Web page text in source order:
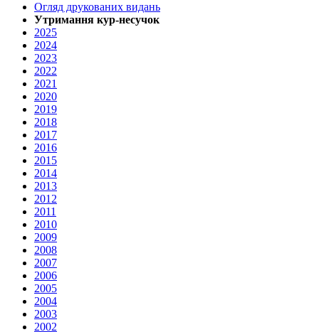
Огляд друкованих видань
Утримання кур-несучок
2025
2024
2023
2022
2021
2020
2019
2018
2017
2016
2015
2014
2013
2012
2011
2010
2009
2008
2007
2006
2005
2004
2003
2002